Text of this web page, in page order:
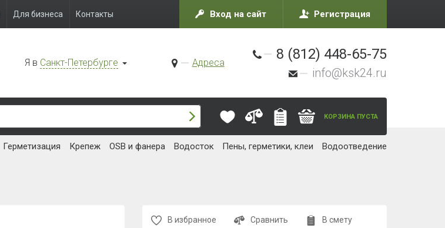
Для бизнеса Контакты Вход на сайт Регистрация
Я в Санкт-Петербурге Адреса
8 (812) 448-65-75
info@ksk24.ru
КОРЗИНА ПУСТА
Герметизация Крепеж OSB и фанера Водосток Пены, герметики, клеи Водоотведение
В избранное Сравнить В смету